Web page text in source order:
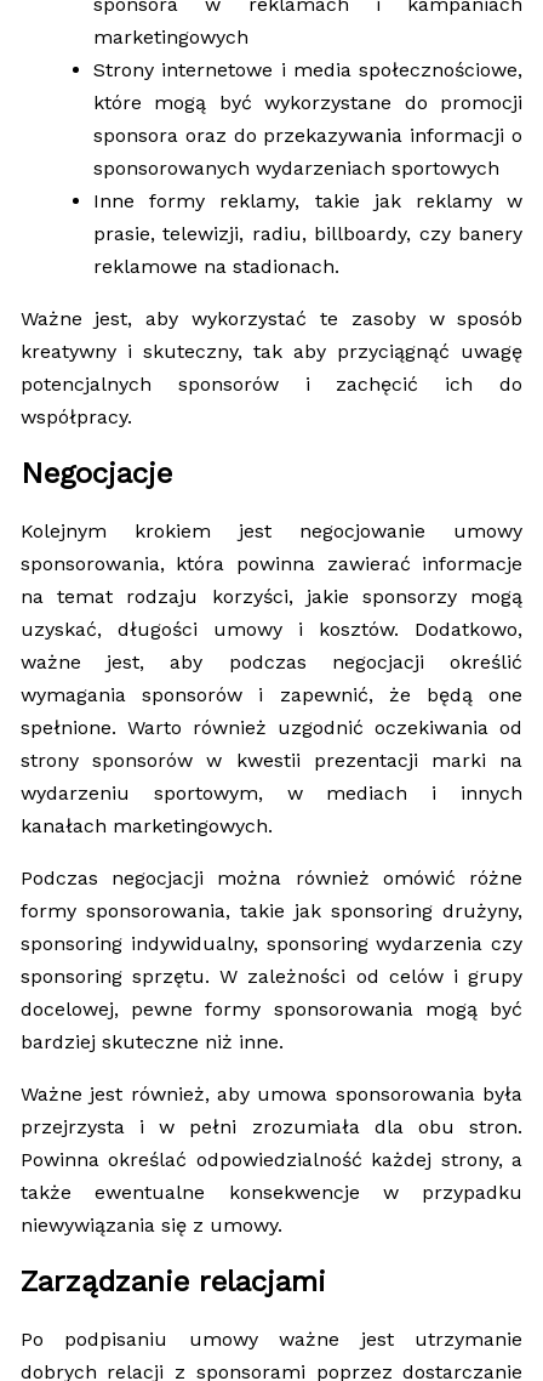
marketingowych
Strony internetowe i media społecznościowe,
które mogą być wykorzystane do promocji
sponsora oraz do przekazywania informacji o
sponsorowanych wydarzeniach sportowych
Inne formy reklamy, takie jak reklamy w
prasie, telewizji, radiu, billboardy, czy banery
reklamowe na stadionach.
Ważne jest, aby wykorzystać te zasoby w sposób
kreatywny i skuteczny, tak aby przyciągnąć uwagę
potencjalnych sponsorów i zachęcić ich do
współpracy.
Negocjacje
Kolejnym krokiem jest negocjowanie umowy
sponsorowania, która powinna zawierać informacje
na temat rodzaju korzyści, jakie sponsorzy mogą
uzyskać, długości umowy i kosztów. Dodatkowo,
ważne jest, aby podczas negocjacji określić
wymagania sponsorów i zapewnić, że będą one
spełnione. Warto również uzgodnić oczekiwania od
strony sponsorów w kwestii prezentacji marki na
wydarzeniu sportowym, w mediach i innych
kanałach marketingowych.
Podczas negocjacji można również omówić różne
formy sponsorowania, takie jak sponsoring drużyny,
sponsoring indywidualny, sponsoring wydarzenia czy
sponsoring sprzętu. W zależności od celów i grupy
docelowej, pewne formy sponsorowania mogą być
bardziej skuteczne niż inne.
Ważne jest również, aby umowa sponsorowania była
przejrzysta i w pełni zrozumiała dla obu stron.
Powinna określać odpowiedzialność każdej strony, a
także ewentualne konsekwencje w przypadku
niewywiązania się z umowy.
Zarządzanie relacjami
Po podpisaniu umowy ważne jest utrzymanie
dobrych relacji z sponsorami poprzez dostarczanie